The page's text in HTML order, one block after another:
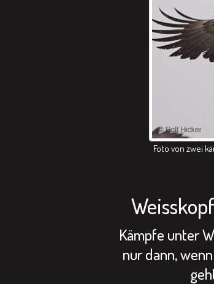
Foto von zwei
Kämpfe unter
nur dann,